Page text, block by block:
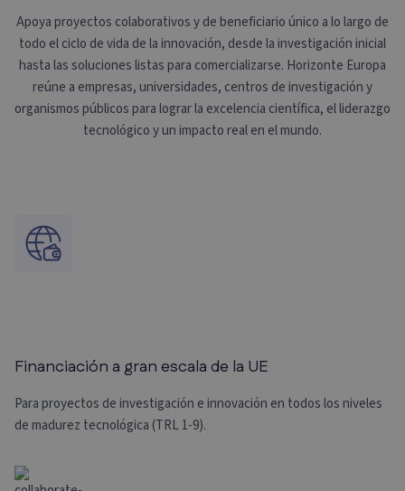
Apoya proyectos colaborativos y de beneficiario único a lo largo de
todo el ciclo de vida de la innovación, desde la investigación inicial
hasta las soluciones listas para comercializarse. Horizonte Europa
reúne a empresas, universidades, centros de investigación y
organismos públicos para lograr la excelencia científica, el liderazgo
tecnológico y un impacto real en el mundo.
Financiación a gran escala de la UE
Para proyectos de investigación e innovación en todos los niveles
de madurez tecnológica (TRL 1-9).